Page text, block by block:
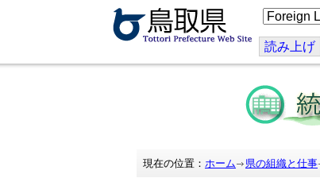
こ
の
ジ
を
訳
す
る
読み上げ
現在の位置： ホーム 県の組織と仕事